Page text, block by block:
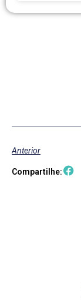
Anterior
Compartilhe: